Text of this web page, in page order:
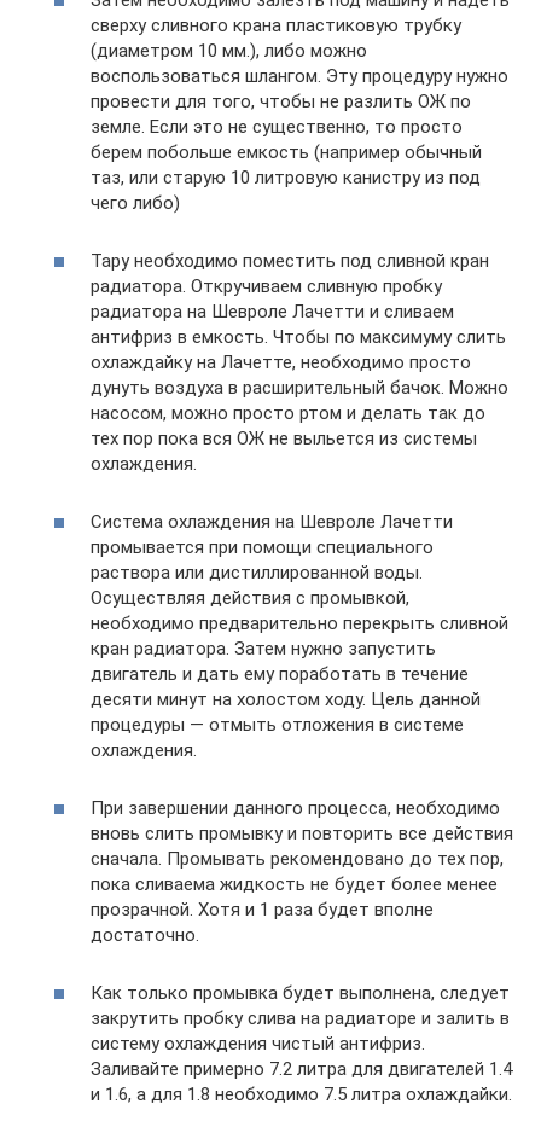
сверху сливного крана пластиковую трубку
(диаметром 10 мм.), либо можно
воспользоваться шлангом. Эту процедуру нужно
провести для того, чтобы не разлить ОЖ по
земле. Если это не существенно, то просто
берем побольше емкость (например обычный
таз, или старую 10 литровую канистру из под
чего либо)
Тару необходимо поместить под сливной кран
радиатора. Откручиваем сливную пробку
радиатора на Шевроле Лачетти и сливаем
антифриз в емкость. Чтобы по максимуму слить
охлаждайку на Лачетте, необходимо просто
дунуть воздуха в расширительный бачок. Можно
насосом, можно просто ртом и делать так до
тех пор пока вся ОЖ не выльется из системы
охлаждения.
Система охлаждения на Шевроле Лачетти
промывается при помощи специального
раствора или дистиллированной воды.
Осуществляя действия с промывкой,
необходимо предварительно перекрыть сливной
кран радиатора. Затем нужно запустить
двигатель и дать ему поработать в течение
десяти минут на холостом ходу. Цель данной
процедуры — отмыть отложения в системе
охлаждения.
При завершении данного процесса, необходимо
вновь слить промывку и повторить все действия
сначала. Промывать рекомендовано до тех пор,
пока сливаема жидкость не будет более менее
прозрачной. Хотя и 1 раза будет вполне
достаточно.
Как только промывка будет выполнена, следует
закрутить пробку слива на радиаторе и залить в
систему охлаждения чистый антифриз.
Заливайте примерно 7.2 литра для двигателей 1.4
и 1.6, а для 1.8 необходимо 7.5 литра охлаждайки.